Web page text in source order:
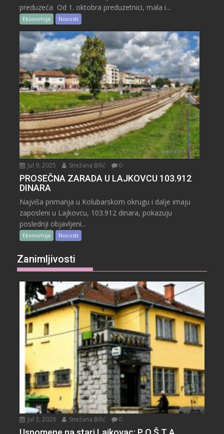
preduzeća Od 1. oktobra preduzetnici, mala i...
Ekonomija Novosti
Jul 9, 2025 Snežana Bilić 0
PROSEČNA ZARADA U LAJKOVCU 103.912
DINARA
Najviša primanja u Kolubarskom okrugu i dalje imaju
zaposleni u Lajkovcu, 103.912 dinara, pokazuju
poslednji objavljeni...
Ekonomija Novosti
Zanimljivosti
Jul 3, 2026 Snežana Bilić 0